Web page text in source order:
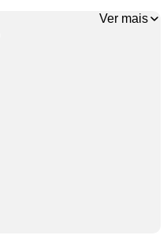
Ver mais